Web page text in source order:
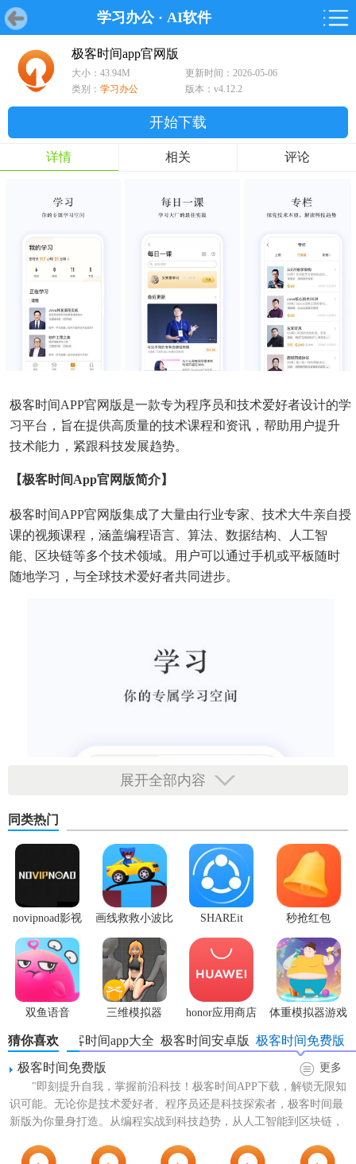
学习办公· AI软件
首页 游戏 软件
首页 游戏 软件 鸿蒙
游戏
鸿蒙
软件
专题
极客时间app官网版
大小：43.94M
更新时间：2026-05-06
类别： 学习办公 版本：v4.12.2
开始下载
详情 相关 评论
极客时间APP官网版是一款专为程序员和技术爱好者设计的学
习平台，旨在提供高质量的技术课程和资讯，帮助用户提升
技术能力，紧跟科技发展趋势。
【极客时间app官网版简介】
极客时间APP官网版集成了大量由行业专家、技术大牛亲自授
课的视频课程，涵盖编程语言、算法、数据结构、人工智
能、区块链等多个技术领域。用户可以通过手机或平板随时
随地学习，与全球技术爱好者共同进步。
展开全部内容
同类热门
novipnoad影视
平台手机版
画线救救小波比
最新版
SHAREit
秒抢红包
app2.7.3
双鱼语音
三维模拟器
1.5.23
honor应用商店 体重模拟器游戏
猜你喜欢 极客时间免费版
极客时间安卓版
极客时间app大全
极客时间免费版
更多
"即刻提升自我，掌握前沿科技！极客时间APP下载，解锁无限知
识可能。无论你是技术爱好者、程序员还是科技探索者，极客时间最
新版为你量身打造。从编程实战到科技趋势，从人工智能到区块链，